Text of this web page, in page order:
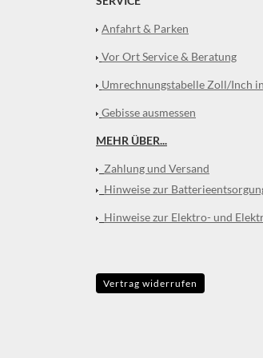
Anfahrt & Parken
Vor Ort Service & Beratung
Umrechnungstabelle Zoll/Inch
Gebisse ausmessen
MEHR ÜBER...
Zahlung und Versand
Hinweise zur
Hinweise zur Elektro- und
Vertrag widerrufen